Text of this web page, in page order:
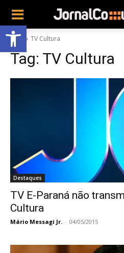
Abrir a barra de ferramentas
Tags TV Cultura
Tag: TV Cultura
Destaques
TV E-Paraná não
Cultura
Mário Messagi Jr. - 04/05/2015